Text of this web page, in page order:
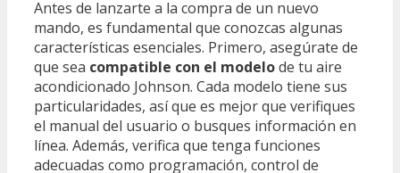
Antes de lanzarte a la compra de un nuevo
mando, es fundamental que conozcas algunas
características esenciales. Primero, asegúrate de
que sea compatible con el modelode tu aire
acondicionado Johnson. Cada modelo tiene sus
particularidades, así que es mejor que verifiques
el manual del usuario o busques información en
línea. Además, verifica que tenga funciones
adecuadas como programación, control de